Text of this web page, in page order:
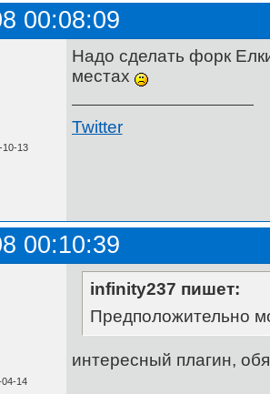
00:08:09
10-13
Надо сделать форк
местах
Twitter
00:10:39
04-14
infinity237 пишет:
Предположительно
интересный плагин,